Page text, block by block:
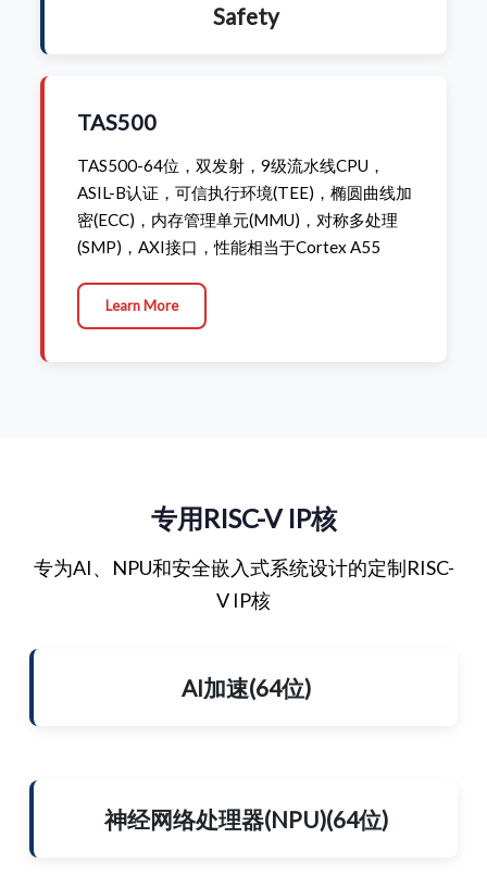
Safety
TAS500
TAS500-64位，双发射，9级流水线CPU，
ASIL-B认证，可信执行环境(TEE)，椭圆曲线加
密(ECC)，内存管理单元(MMU)，对称多处理
(SMP)，AXI接口，性能相当于Cortex A55
Learn More
专用RISC-V IP核
专为AI、NPU和安全嵌入式系统设计的定制RISC-
V IP核
AI加速(64位)
神经网络处理器(NPU)(64位)